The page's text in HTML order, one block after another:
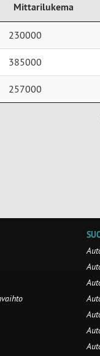
Mittarilukema
Mittarilukema
230000
385000
257000